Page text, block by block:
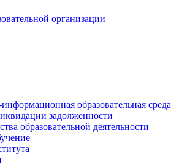
организации
образовательная среда
задолженности
образовательной деятельности